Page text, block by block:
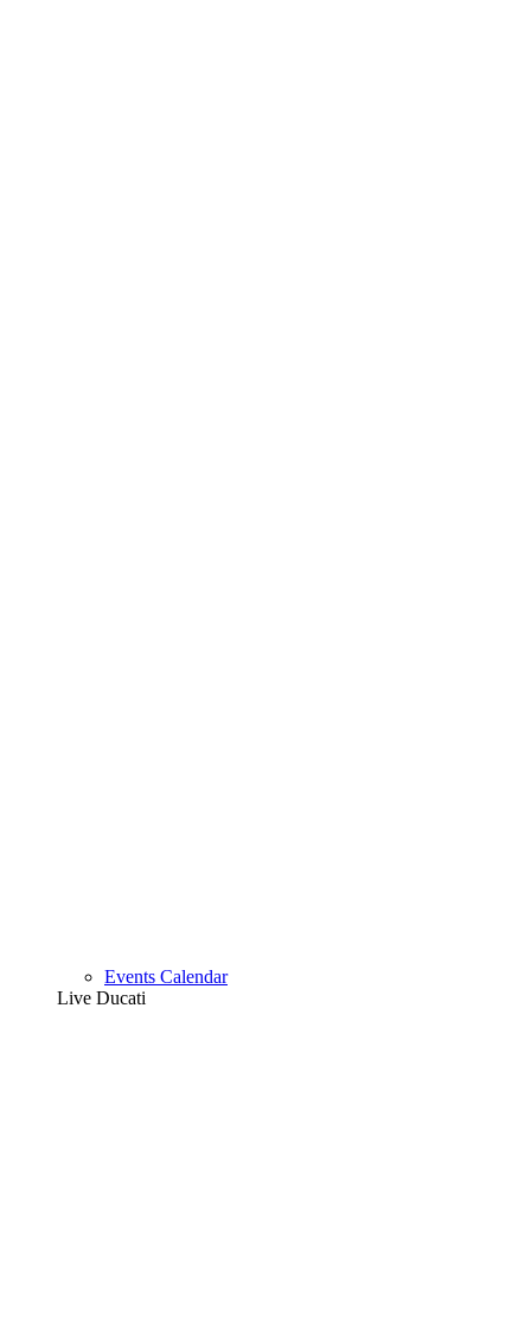
Events Calendar
Live Ducati